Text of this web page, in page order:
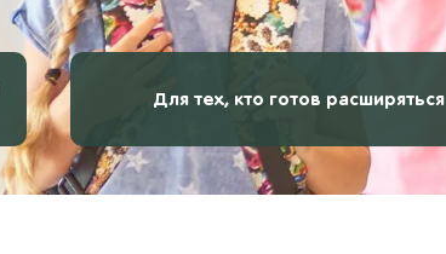
Для тех, кто готов расширяться